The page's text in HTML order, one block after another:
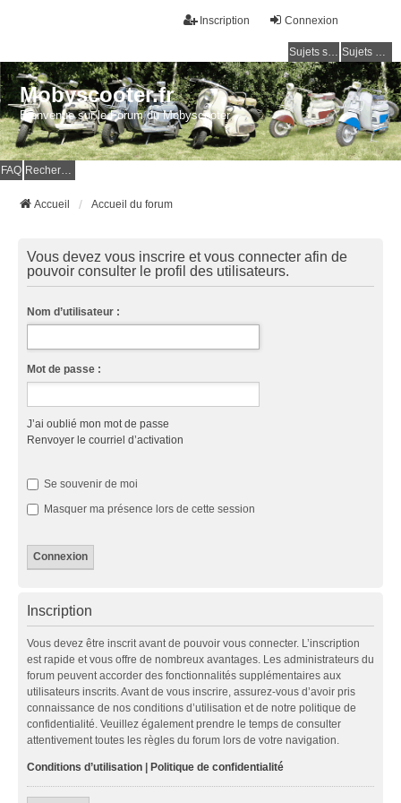
Connexion
Inscription
Sujets sans réponse Sujets actifs
Mobyscooter.fr
Bienvenue sur le Forum du Mobyscooter
FAQ Rechercher
Accueil Accueil du forum
Vous devez vous inscrire et vous connecter afin de
pouvoir consulter le profil des utilisateurs.
Nom d’utilisateur :
Mot de passe :
J’ai oublié mon mot de passe
Renvoyer le courriel d’activation
Se souvenir de moi
Masquer ma présence lors de cette session
Inscription
Vous devez être inscrit avant de pouvoir vous connecter. L’inscription
est rapide et vous offre de nombreux avantages. Les administrateurs du
forum peuvent accorder des fonctionnalités supplémentaires aux
utilisateurs inscrits. Avant de vous inscrire, assurez-vous d’avoir pris
connaissance de nos conditions d’utilisation et de notre politique de
confidentialité. Veuillez également prendre le temps de consulter
attentivement toutes les règles du forum lors de votre navigation.
Conditions d’utilisation | Politique de confidentialité